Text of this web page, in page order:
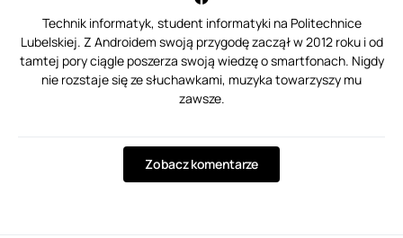
Technik informatyk, student informatyki na Politechnice
Lubelskiej. Z Androidem swoją przygodę zaczął w 2012 roku i od
tamtej pory ciągle poszerza swoją wiedzę o smartfonach. Nigdy
nie rozstaje się ze słuchawkami, muzyka towarzyszy mu
zawsze.
Zobacz komentarze